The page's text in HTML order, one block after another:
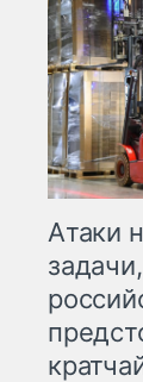
Атаки